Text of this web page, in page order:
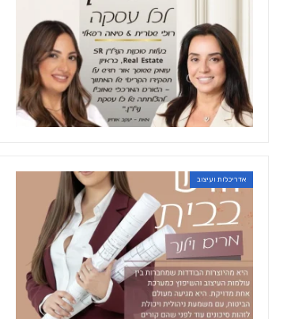
אדריכלות ועיצוב
7 בלוק - מגזין סופ"ש